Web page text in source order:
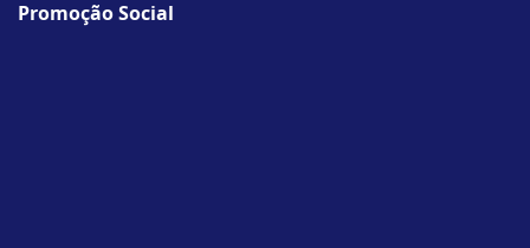
Promoção Social